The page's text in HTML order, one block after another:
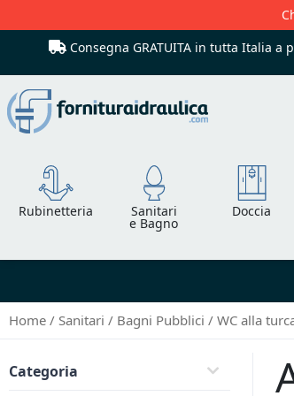
Consegna GRATUITA in tutta Italia a
Rubinetteria Sanitari
e Bagno
Doccia
Home Sanitari Bagni Pubblici WC alla
Categoria